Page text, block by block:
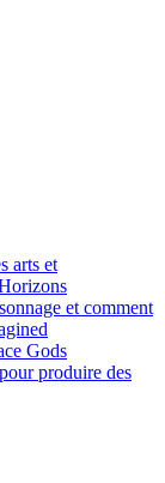
arts et
et comment
Gods
produire des